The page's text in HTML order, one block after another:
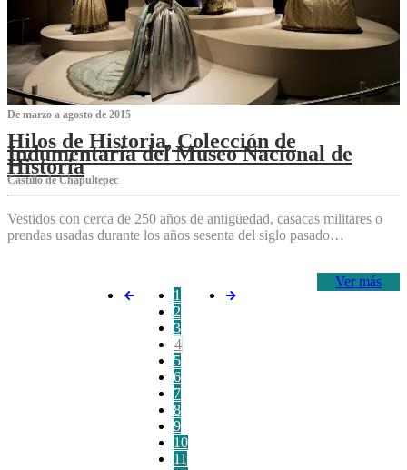
De marzo a agosto de 2015
Hilos de Historia, Colección de
Indumentaria del Museo Nacional de
Historia
Castillo de Chapultepec
Vestidos con cerca de 250 años de antigüedad, casacas militares o
prendas usadas durante los años sesenta del siglo pasado…
Ver más
1
2
3
4
5
6
7
8
9
10
11